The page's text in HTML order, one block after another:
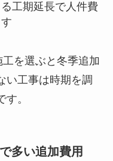
工期延長で人件費
を選ぶと冬季追加
い工事は時期を調
。
多い追加費用